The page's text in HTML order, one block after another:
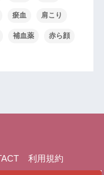
瘀血 肩こり
補血薬 赤ら顔
利用規約